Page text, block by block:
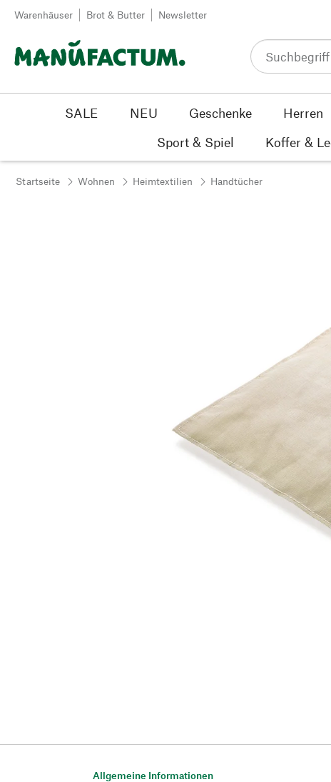
Zum Inhalt springen
Warenhäuser Brot & Butter Newsletter
SALE NEU Geschenke Herren
Sport & Spiel
Koffer &
Startseite Wohnen Heimtextilien Handtücher
Allgemeine Informationen